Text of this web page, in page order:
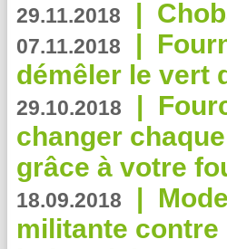
29.11.2018 |
07.11.2018 |
démêler le vert
29.10.2018 |
changer
grâce à votre
18.09.2018 |
militante